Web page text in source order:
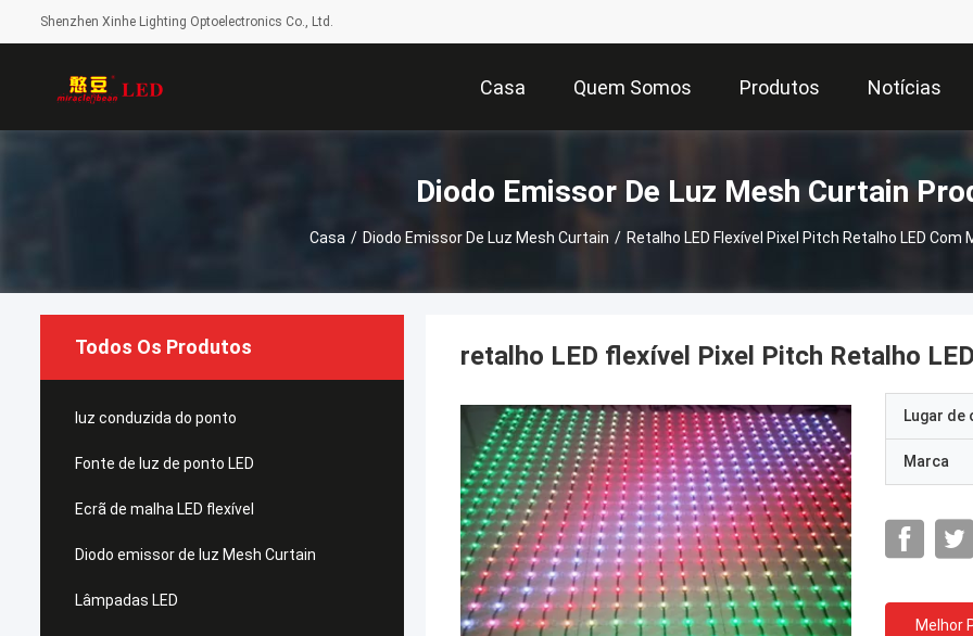
Shenzhen Xinhe Lighting Optoelectronics Co., Ltd.
Casa Quem Somos Produtos Notícias
Diodo Emissor De Luz Mesh Curtain
Casa / Diodo Emissor De Luz Mesh Curtain / Retalho LED Flexível Pixel Pitch Retalho LED Com
Todos Os Produtos
luz conduzida do ponto
Fonte de luz de ponto LED
Ecrã de malha LED flexível
Diodo emissor de luz Mesh Curtain
Lâmpadas LED
retalho LED flexível Pixel Pitch Retalho
Lugar de
Marca
Melhor